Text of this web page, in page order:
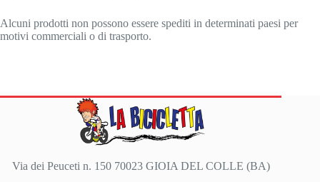
Alcuni prodotti non possono essere spediti in determinati paesi per
motivi commerciali o di trasporto.
Via dei Peuceti n. 150 70023 GIOIA DEL COLLE (BA)